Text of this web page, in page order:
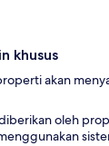
khusus
akan
oleh